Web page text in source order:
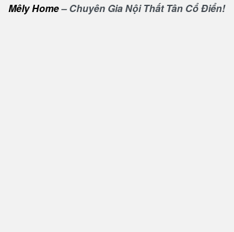
Mêly Home– Chuyên Gia Nội Thất Tân Cổ Điển!